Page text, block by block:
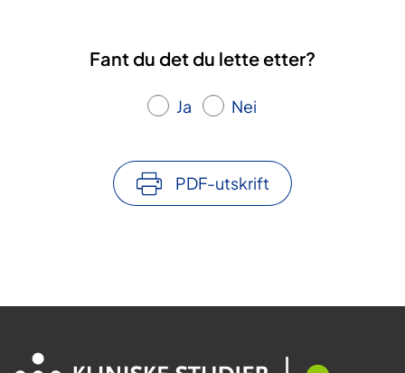
Fant du det du lette etter?
Ja Nei
PDF-utskrift